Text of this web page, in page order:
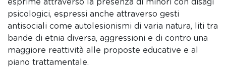
esprime attraverso la presenza di minori con disagi
psicologici, espressi anche attraverso gesti
antisociali come autolesionismi di varia natura, liti tra
bande di etnia diversa, aggressioni e di contro una
maggiore reattività alle proposte educative e al
piano trattamentale.